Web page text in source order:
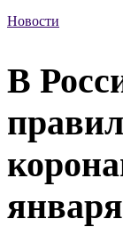
Новости
В
января